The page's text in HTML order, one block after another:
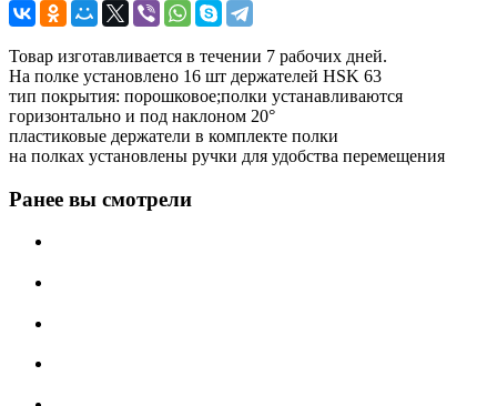
Товар изготавливается в течении 7 рабочих дней.
На полке установлено 16 шт держателей HSK 63
тип покрытия: порошковое;полки устанавливаются
горизонтально и под наклоном 20°
пластиковые держатели в комплекте полки
на полках установлены ручки для удобства перемещения
Ранее вы смотрели